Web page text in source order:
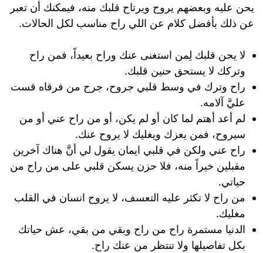
يحن عليه وبعضهم يروح ويرتاح قلبك منه، فيمكنك أن تعبر
عن ذلك بأفضل كلام عن اللي راح مناسب لكل الحالات.
لا يحن قلبك لِمن استغنى عنك وراح بعيداً، فمن راح
وتركك لا يستحق حنين قلبك.
راح وترك في وسط قلبي جروح، جرح من فرقاه قست
عليَّ آلامه.
لم أعد أهتم لما كان أو لم يكن، أو من راح عني أو من
سيروح، فمن يعزك ويغليك لا يروح عنك.
راح عني ولكن في قلبي ايمان يقول لي أنَّ هناك آخرين
مقبلين خيراً منه، فلا حزن يسكن قلبي على من راح من
حياتي.
من راح لا تكثر عليه التعسف، لا يروح انسان في القلب
مغليك.
الدنيا مستمرة راح من راح وبقي من بقي، عش حياتك
بكل تفاصيلها ولا تنتظر من عنك راح.